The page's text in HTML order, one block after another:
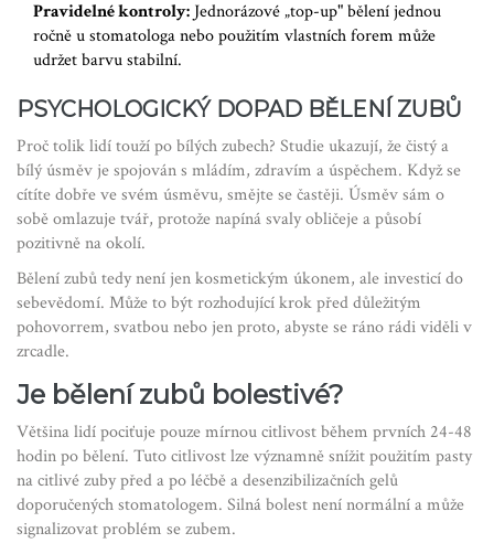
Pravidelné kontroly: Jednorázové „top-up" bělení jednou
ročně u stomatologa nebo použitím vlastních forem může
udržet barvu stabilní.
PSYCHOLOGICKÝ DOPAD BĚLENÍ ZUBŮ
Proč tolik lidí touží po bílých zubech? Studie ukazují, že čistý a
bílý úsměv je spojován s mládím, zdravím a úspěchem. Když se
cítíte dobře ve svém úsměvu, smějte se častěji. Úsměv sám o
sobě omlazuje tvář, protože napíná svaly obličeje a působí
pozitivně na okolí.
Bělení zubů tedy není jen kosmetickým úkonem, ale investicí do
sebevědomí. Může to být rozhodující krok před důležitým
pohovorrem, svatbou nebo jen proto, abyste se ráno rádi viděli v
zrcadle.
Je bělení zubů bolestivé?
Většina lidí pociťuje pouze mírnou citlivost během prvních 24-48
hodin po bělení. Tuto citlivost lze významně snížit použitím pasty
na citlivé zuby před a po léčbě a desenzibilizačních gelů
doporučených stomatologem. Silná bolest není normální a může
signalizovat problém se zubem.